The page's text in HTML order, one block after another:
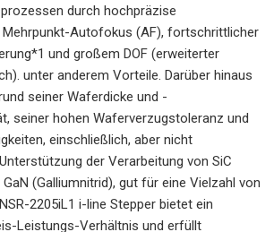
durch hochpräzise
Autofokus (AF), fortschrittlicher
und großem DOF (erweiterter
unter anderem Vorteile. Darüber hinaus
seiner Waferdicke und -
seiner hohen Waferverzugstoleranz und
einschließlich, aber nicht
der Verarbeitung von SiC
(Galliumnitrid), gut für eine Vielzahl von
2205iL1 i-line Stepper bietet ein
Leistungs-Verhältnis und erfüllt